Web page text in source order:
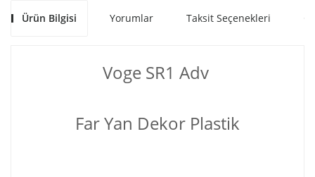
Ürün Bilgisi Yorumlar Taksit Seçenekleri
Voge SR1 Adv
Far Yan Dekor Plastik